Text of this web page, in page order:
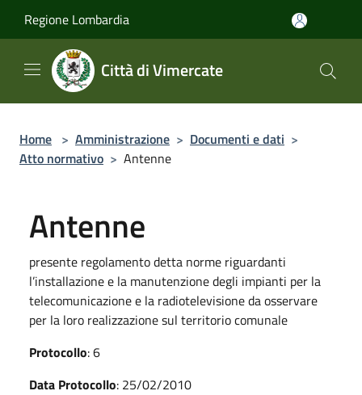
Regione Lombardia
Città di Vimercate
Home > Amministrazione > Documenti e dati >
Atto normativo > Antenne
Antenne
presente regolamento detta norme riguardanti
l’installazione e la manutenzione degli impianti per la
telecomunicazione e la radiotelevisione da osservare
per la loro realizzazione sul territorio comunale
Protocollo: 6
Data Protocollo: 25/02/2010